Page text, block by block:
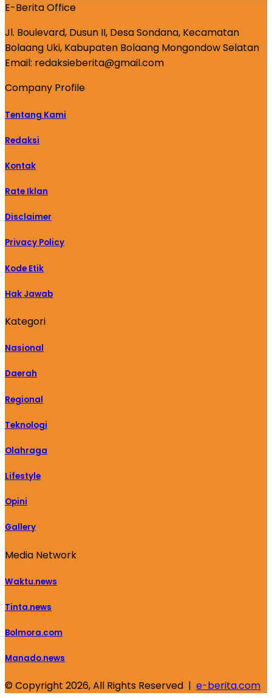
E-Berita Office
Jl. Boulevard, Dusun II, Desa Sondana, Kecamatan
Bolaang Uki, Kabupaten Bolaang Mongondow Selatan
Email: redaksieberita@gmail.com
Company Profile
Tentang Kami
Redaksi
Kontak
Rate Iklan
Disclaimer
Privacy Policy
Kode Etik
Hak Jawab
Kategori
Nasional
Daerah
Regional
Teknologi
Olahraga
Lifestyle
Opini
Gallery
Media Network
Waktu.news
Tinta.news
Bolmora.com
Manado.news
© Copyright 2026, All Rights Reserved | e-berita.com